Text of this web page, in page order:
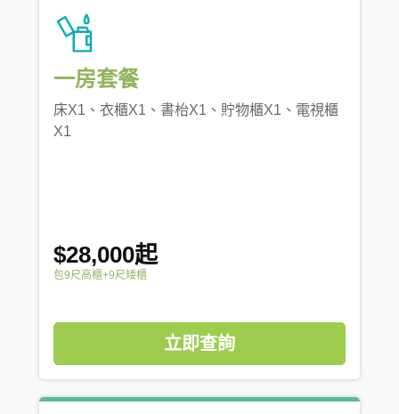
一房套餐
床X1、衣櫃X1、書枱X1、貯物櫃X1、電視櫃
X1
$28,000起
包9尺高櫃+9尺矮櫃
立即查詢